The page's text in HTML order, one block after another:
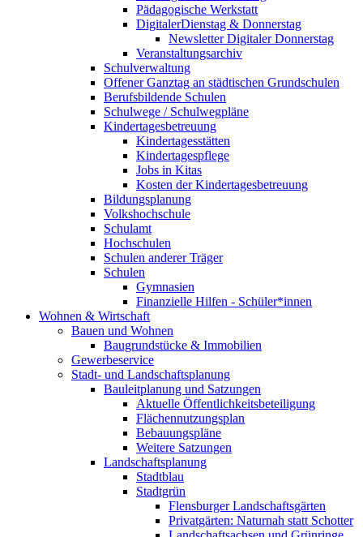
Pädagogische Werkstatt
DigitalerDienstag & Donnerstag
Newsletter Digitaler Donnerstag
Veranstaltungsarchiv
Schulverwaltung
Offener Ganztag an städtischen Grundschulen
Berufsbildende Schulen
Schulwege / Schulwegpläne
Kindertagesbetreuung
Kindertagesstätten
Kindertagespflege
Jobs in Kitas
Kosten der Kindertagesbetreuung
Bildungsplanung
Volkshochschule
Schulamt
Hochschulen
Schulen anderer Träger
Schulen
Gymnasien
Finanzielle Hilfen - Schüler*innen
Wohnen & Wirtschaft
Bauen und Wohnen
Baugrundstücke & Immobilien
Gewerbeservice
Stadt- und Landschaftsplanung
Bauleitplanung und Satzungen
Aktuelle Öffentlichkeitsbeteiligung
Flächennutzungsplan
Bebauungspläne
Weitere Satzungen
Landschaftsplanung
Stadtblau
Stadtgrün
Flensburger Landschaftsgärten
Privatgärten: Naturnah statt Schotter